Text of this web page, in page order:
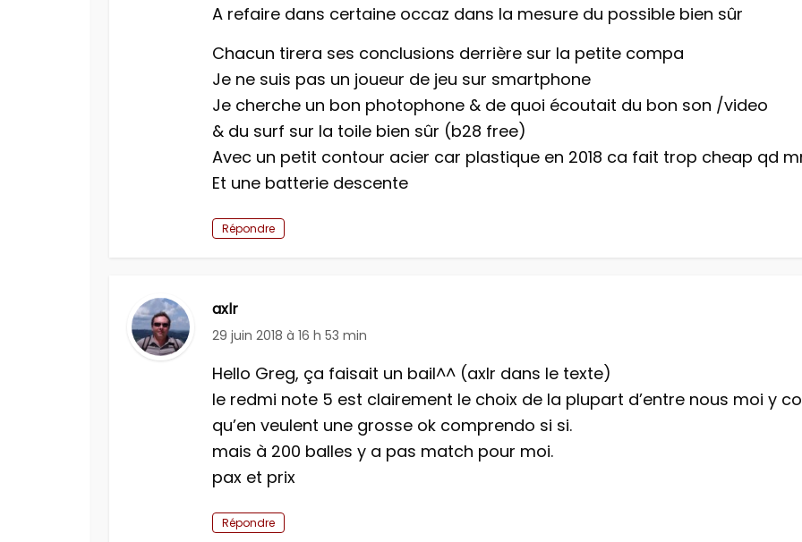
A refaire dans certaine occaz dans la mesure du possible bien sûr
Chacun tirera ses conclusions derrière sur la petite compa
Je ne suis pas un joueur de jeu sur smartphone
Je cherche un bon photophone & de quoi écoutait du bon son /video
& du surf sur la toile bien sûr (b28 free)
Avec un petit contour acier car plastique en 2018 ca fait trop cheap qd
Et une batterie descente
Répondre
axlr
29 juin 2018 à 16 h 53 min
Hello Greg, ça faisait un bail^^ (axlr dans le texte)
le redmi note 5 est clairement le choix de la plupart d’entre nous moi y
qu’en veulent une grosse ok comprendo si si.
mais à 200 balles y a pas match pour moi.
pax et prix
Répondre